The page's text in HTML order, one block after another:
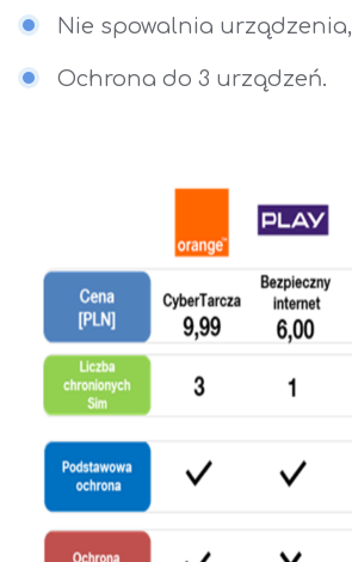
Nie spowalnia urządzenia,
Ochrona do 3 urządzeń.